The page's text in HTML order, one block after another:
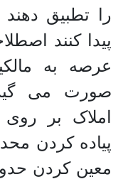
را تطبیق
پیدا کنند
عرصه به
صورت می
املاک بر روی
پیاده کردن
معین کردن